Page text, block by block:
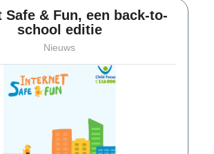
Safe & Fun, een back-to-
school editie
Nieuws